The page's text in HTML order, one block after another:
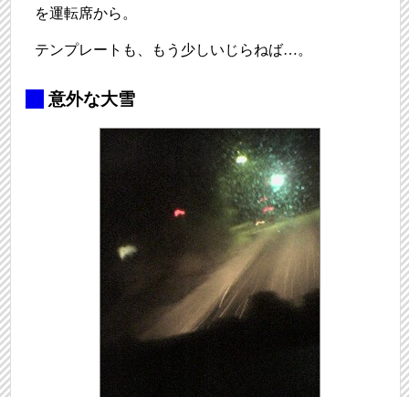
を運転席から。
テンプレートも、もう少しいじらねば…。
意外な大雪